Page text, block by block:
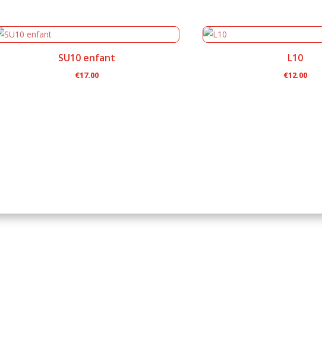
SU10 enfant
€17.00
L10
€12.00